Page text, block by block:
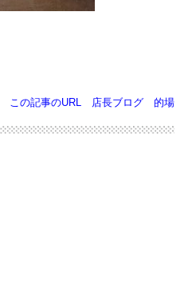
この記事のURL 店長ブログ 的場